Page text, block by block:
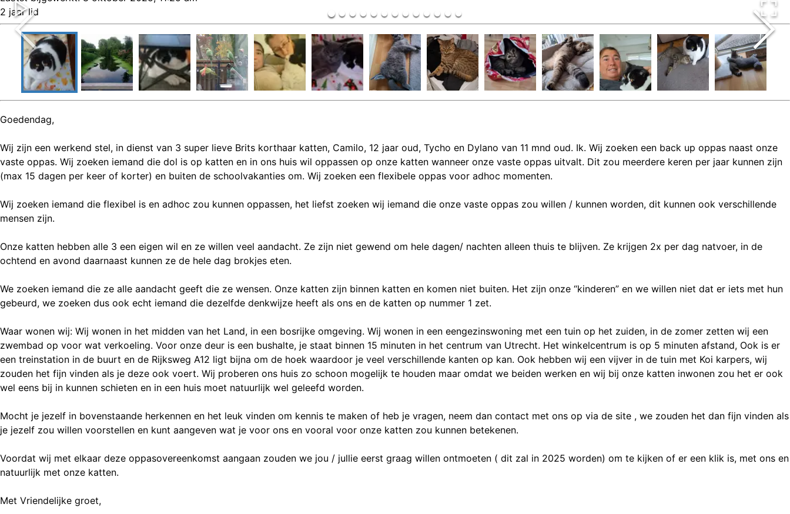
2 jaar lid
Goedendag,
Wij zijn een werkend stel, in dienst van 3 super lieve Brits korthaar katten, Camilo, 12 jaar oud, Tycho en Dylano van 11 mnd oud. Ik. Wij zoeken een back up oppas naast onze
vaste oppas. Wij zoeken iemand die dol is op katten en in ons huis wil oppassen op onze katten wanneer onze vaste oppas uitvalt. Dit zou meerdere keren per jaar kunnen zijn
(max 15 dagen per keer of korter) en buiten de schoolvakanties om. Wij zoeken een flexibele oppas voor adhoc momenten.
Wij zoeken iemand die flexibel is en adhoc zou kunnen oppassen, het liefst zoeken wij iemand die onze vaste oppas zou willen / kunnen worden, dit kunnen ook verschillende
mensen zijn.
Onze katten hebben alle 3 een eigen wil en ze willen veel aandacht. Ze zijn niet gewend om hele dagen/ nachten alleen thuis te blijven. Ze krijgen 2x per dag natvoer, in de
ochtend en avond daarnaast kunnen ze de hele dag brokjes eten.
We zoeken iemand die ze alle aandacht geeft die ze wensen. Onze katten zijn binnen katten en komen niet buiten. Het zijn onze “kinderen” en we willen niet dat er iets met hun
gebeurd, we zoeken dus ook echt iemand die dezelfde denkwijze heeft als ons en de katten op nummer 1 zet.
Waar wonen wij: Wij wonen in het midden van het Land, in een bosrijke omgeving. Wij wonen in een eengezinswoning met een tuin op het zuiden, in de zomer zetten wij een
zwembad op voor wat verkoeling. Voor onze deur is een bushalte, je staat binnen 15 minuten in het centrum van Utrecht. Het winkelcentrum is op 5 minuten afstand, Ook is er
een treinstation in de buurt en de Rijksweg A12 ligt bijna om de hoek waardoor je veel verschillende kanten op kan. Ook hebben wij een vijver in de tuin met Koi karpers, wij
zouden het fijn vinden als je deze ook voert. Wij proberen ons huis zo schoon mogelijk te houden maar omdat we beiden werken en wij bij onze katten inwonen zou het er ook
wel eens bij in kunnen schieten en in een huis moet natuurlijk wel geleefd worden.
Mocht je jezelf in bovenstaande herkennen en het leuk vinden om kennis te maken of heb je vragen, neem dan contact met ons op via de site , we zouden het dan fijn vinden als
je jezelf zou willen voorstellen en kunt aangeven wat je voor ons en vooral voor onze katten zou kunnen betekenen.
Voordat wij met elkaar deze oppasovereenkomst aangaan zouden we jou / jullie eerst graag willen ontmoeten ( dit zal in 2025 worden) om te kijken of er een klik is, met ons en
natuurlijk met onze katten.
Met Vriendelijke groet,